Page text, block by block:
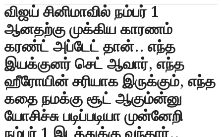
o
விஜய் சினிமாவில் நம்பர் 1
ஆனதற்கு முக்கிய காரணம்
கரண்ட் அப்டேட் தான்.. எந்த
இயக்குனர் செட் ஆவார், எந்த
ஹீரோயின் சரியாக இருக்கும், எந்த
கதை நமக்கு சூட் ஆகும்ன்னு
யோசிச்சு படிப்படியா முன்னேறி